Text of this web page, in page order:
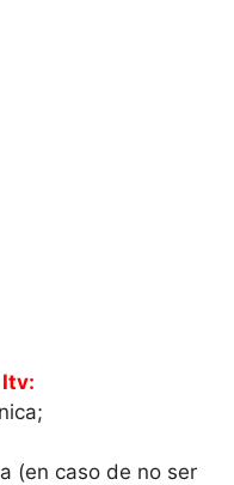
(en caso de no ser